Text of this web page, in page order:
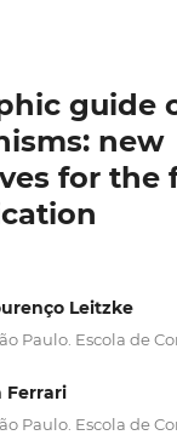
guide
new
for the
Leitzke
Paulo. Escola de
Ferrari
Paulo. Escola de